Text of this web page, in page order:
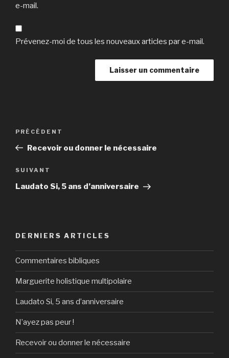
e-mail.
Prévenez-moi de tous les nouveaux articles par e-mail.
Navigation
l’article
Article
précédent
PRÉCÉDENT
Recevoir ou donner le nécessaire
Article
suivant
SUIVANT
Laudato Si, 5 ans d’anniversaire
DERNIERS ARTICLES
Commentaires bibliques
Marguerite holistique multipolaire
Laudato Si, 5 ans d’anniversaire
N’ayez pas peur !
Recevoir ou donner le nécessaire